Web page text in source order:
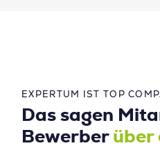
EXPERTUM IST TOP
Das sagen
Bewerber über